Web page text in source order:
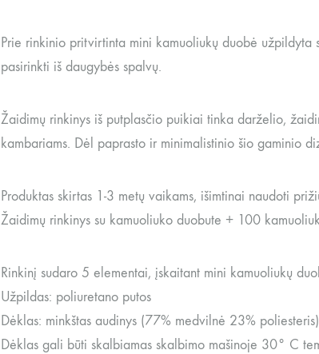
Prie rinkinio pritvirtinta mini kamuoliukų duobė
pasirinkti iš daugybės spalvų.
Žaidimų rinkinys iš putplasčio puikiai tinka darželio,
kambariams. Dėl paprasto ir minimalistinio šio gaminio
Produktas skirtas 1-3 metų vaikams, išimtinai naudoti
Žaidimų rinkinys su kamuoliuko duobute + 100
Rinkinį sudaro 5 elementai, įskaitant mini kamuoliukų
Užpildas: poliuretano putos
Dėklas: minkštas audinys (77% medvilnė 23%
Dėklas gali būti skalbiamas skalbimo mašinoje 30° C